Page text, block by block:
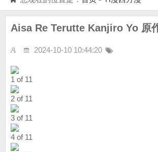
Aisa Re Terutte Kanjiro Yo 原
2024-10-10 10:44:20
1 of 11
2 of 11
3 of 11
4 of 11